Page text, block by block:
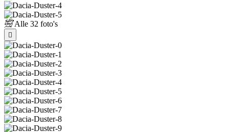
Alle 32 foto's